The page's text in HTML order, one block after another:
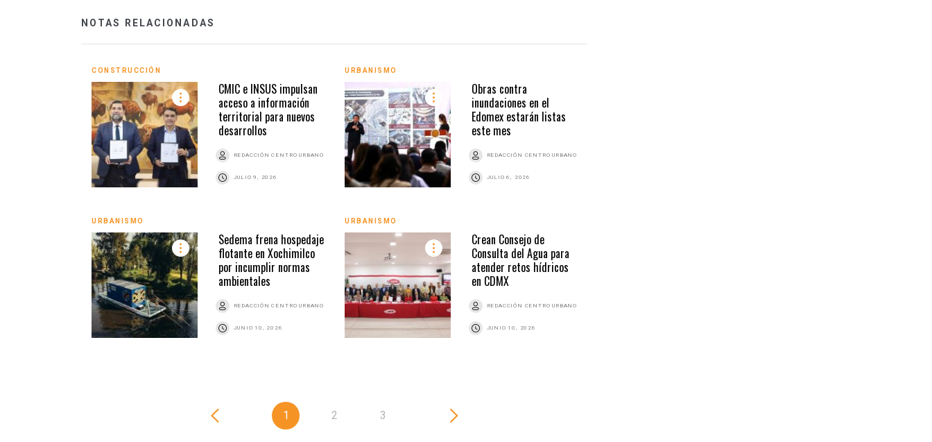
NOTAS RELACIONADAS
CONSTRUCCIÓN
CMIC e INSUS impulsan
acceso a información
territorial para nuevos
desarrollos
REDACCIÓN CENTRO URBANO
JULIO 9, 2026
URBANISMO
Obras contra
inundaciones en el
Edomex estarán listas
este mes
REDACCIÓN CENTRO URBANO
JULIO 6, 2026
URBANISMO
Sedema frena hospedaje
flotante en Xochimilco
por incumplir normas
ambientales
REDACCIÓN CENTRO URBANO
JUNIO 10, 2026
URBANISMO
Crean Consejo de
Consulta del Agua para
atender retos hídricos
en CDMX
REDACCIÓN CENTRO URBANO
JUNIO 10, 2026
1 2 3